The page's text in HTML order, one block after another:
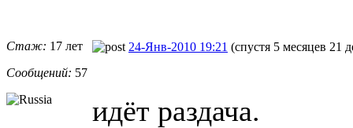
Стаж: 17 лет
Сообщений: 57
24-Янв-2010 19:21 (спустя 5 месяцев 21
идёт раздача.